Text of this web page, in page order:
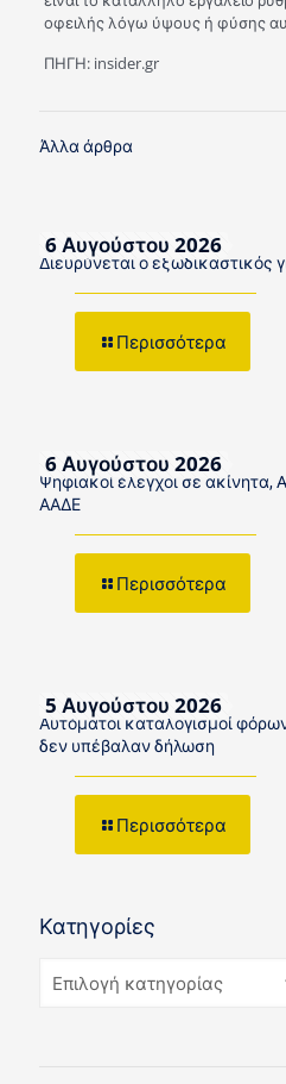
οφειλής λόγω ύψους ή φύσης
ΠΗΓΗ: insider.gr
Άλλα άρθρα
6 Αυγούστου 2026
Διευρύνεται ο εξωδικαστικός
Περισσότερα
6 Αυγούστου 2026
Ψηφιακοί έλεγχοι σε ακίνητα,
ΑΑΔΕ
Περισσότερα
5 Αυγούστου 2026
Αυτόματοι καταλογισμοί
δεν υπέβαλαν δήλωση
Περισσότερα
Κατηγορίες